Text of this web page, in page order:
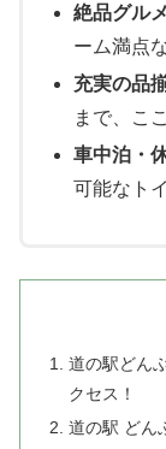
絶品グル
ーム満点
充実の品
まで、こ
車中泊・
可能なト
道の駅どん
クセス！
道の駅 どん